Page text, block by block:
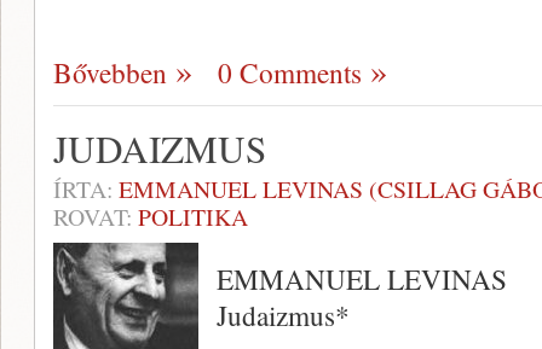
Bővebben 0 Comments
JUDAIZMUS
ÍRTA: EMMANUEL LEVINAS (CSILLAG
ROVAT: POLITIKA
EMMANUEL LEVINAS
Judaizmus*